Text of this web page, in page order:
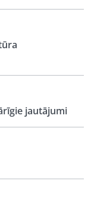
jautājumi